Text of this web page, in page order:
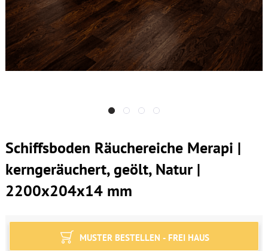
Schiffsboden Räuchereiche Merapi |
kerngeräuchert, geölt, Natur |
2200x204x14 mm
MUSTER BESTELLEN - FREI HAUS